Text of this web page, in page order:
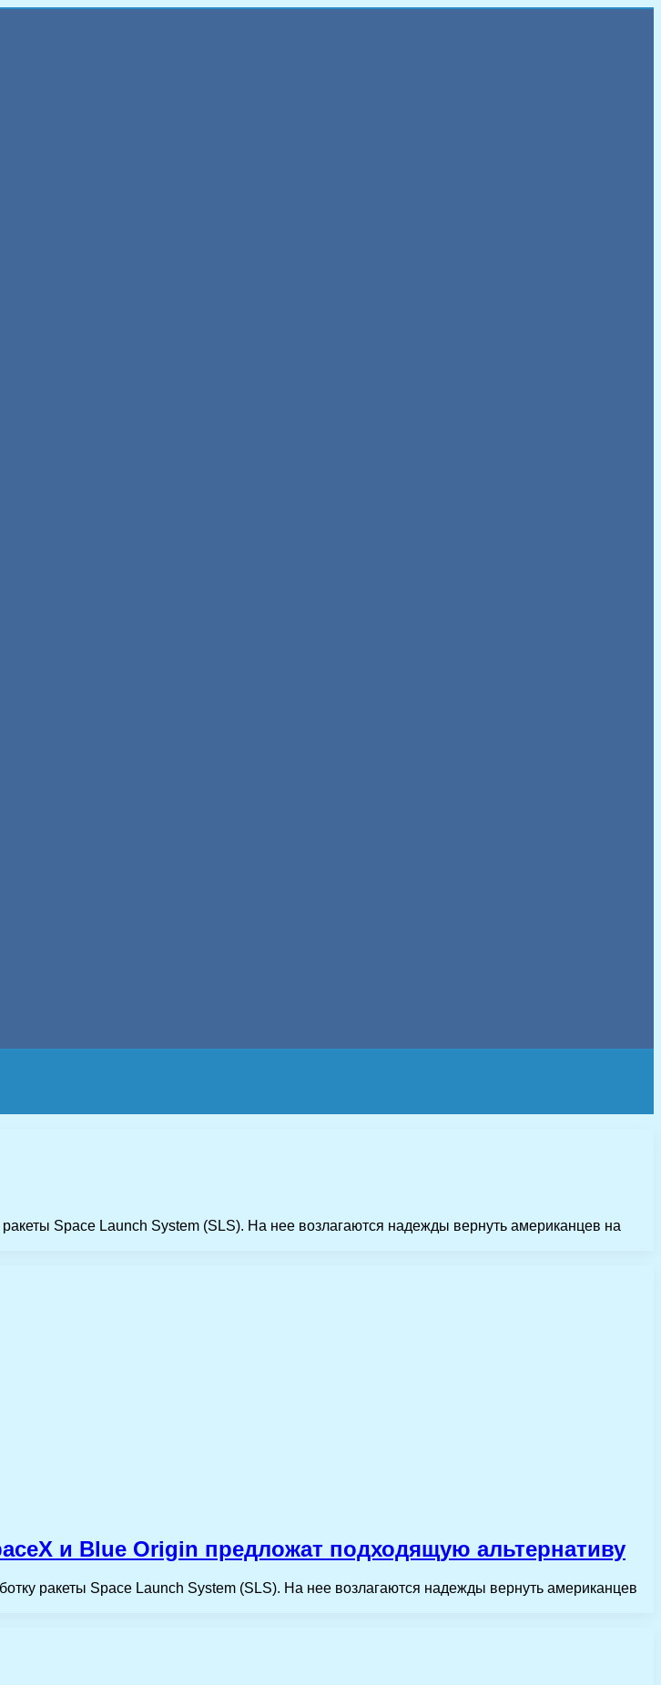
Space Launch System (SLS). На нее возлагаются надежды вернуть американцев на
и Blue Origin предложат подходящую альтернативу
ракеты Space Launch System (SLS). На нее возлагаются надежды вернуть американцев